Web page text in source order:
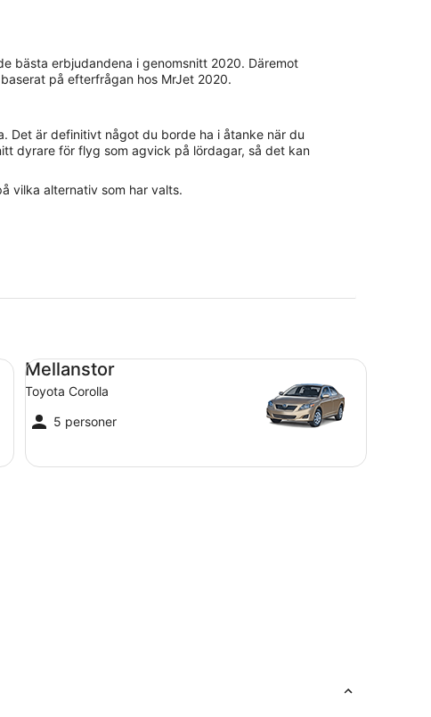
bästa erbjudandena i genomsnitt 2020. Däremot
på efterfrågan hos MrJet 2020.
Det är definitivt något du borde ha i åtanke när du
dyrare för flyg som agvick på lördagar, så det kan
vilka alternativ som har valts.
Mellanstor
Toyota Corolla
5 personer
Mellanstor Toyota Corolla